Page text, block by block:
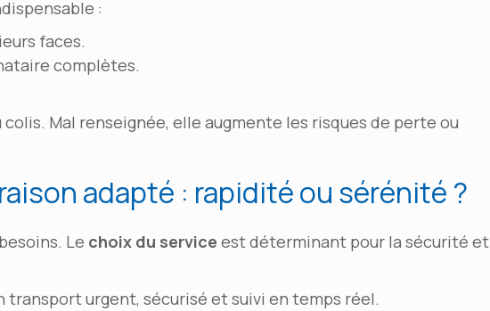
:
faces.
complètes.
Mal renseignée, elle augmente les risques de perte ou
adapté : rapidité ou sérénité ?
Le choix du service est déterminant pour la sécurité et
transport urgent, sécurisé et suivi en temps réel.